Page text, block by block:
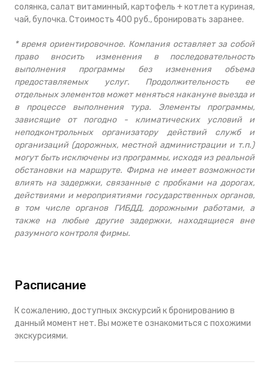
солянка, салат витаминный, картофель + котлета куриная,
чай, булочка. Стоимость 400 руб., бронировать заранее.
* время ориентировочное. Компания оставляет за собой
право вносить изменения в последовательность
выполнения программы без изменения объема
предоставляемых услуг. Продолжительность ее
отдельных элементов может меняться накануне выезда и
в процессе выполнения тура. Элементы программы,
зависящие от погодно - климатических условий и
неподконтрольных организатору действий служб и
организаций (дорожных, местной администрации и т.п.)
могут быть исключены из программы, исходя из реальной
обстановки на маршруте. Фирма не имеет возможности
влиять на задержки, связанные с пробками на дорогах,
действиями и мероприятиями государственных органов,
в том числе органов ГИБДД, дорожными работами, а
также на любые другие задержки, находящиеся вне
разумного контроля фирмы.
Расписание
К сожалению, доступных экскурсий к бронированию в
данный момент нет. Вы можете ознакомиться с похожими
экскурсиями.